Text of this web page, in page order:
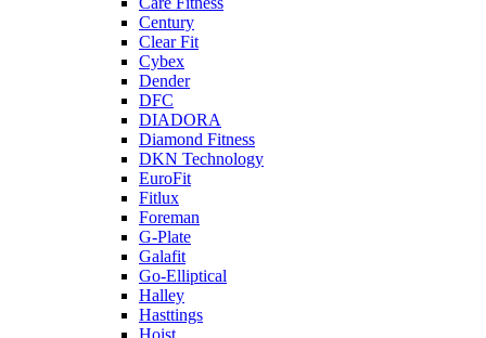
Century
Clear Fit
Cybex
Dender
DFC
DIADORA
Diamond Fitness
DKN Technology
EuroFit
Fitlux
Foreman
G-Plate
Galafit
Go-Elliptical
Halley
Hasttings
Hoist